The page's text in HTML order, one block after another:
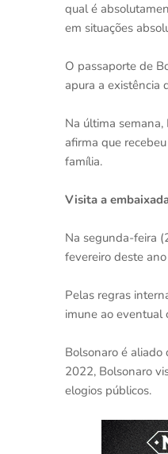
qual é
em situações
O passaporte de
apura a existência
Na última
afirma que
família.
Visita a
Na segunda-feira
fevereiro deste
Pelas regras
imune ao eventual
Bolsonaro é
2022, Bolsonaro
elogios públicos.